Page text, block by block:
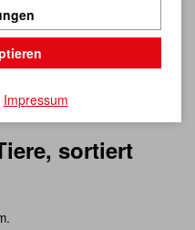
sortiert
Impressum